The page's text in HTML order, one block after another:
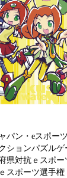
パン・eスポー
ションパズル
県対抗ｅスポ
スポーツ選手